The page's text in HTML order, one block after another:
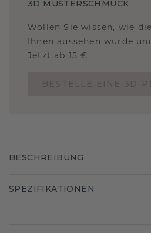
3D MUSTERSCHMUCK
Wollen Sie wissen, wie
Ihnen aussehen würde
Jetzt ab 15 €.
BESCHREIBUNG
SPEZIFIKATIONEN